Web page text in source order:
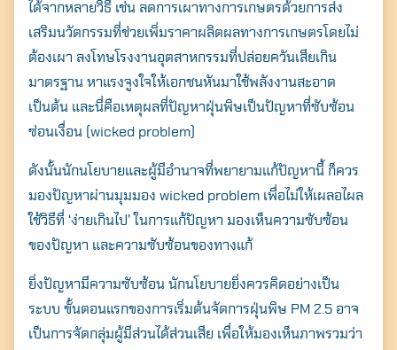
ได้จากหลายวิธี เช่น ลดการเผาทางการเกษตรด้วยการส่ง
เสริมนวัตกรรมที่ช่วยเพิ่มราคาผลิตผลทางการเกษตรโดยไม่
ต้องเผา ลงโทษโรงงานอุตสาหกรรมที่ปล่อยควันเสียเกิน
มาตรฐาน หาแรงจูงใจให้เอกชนหันมาใช้พลังงานสะอาด
เป็นต้น และนี่คือเหตุผลที่ปัญหาฝุ่นพิษเป็นปัญหาที่ซับซ้อน
ซ่อนเงื่อน (wicked problem)
ดังนั้นนักนโยบายและผู้มีอำนาจที่พยายามแก้ปัญหานี้ ก็ควร
มองปัญหาผ่านมุมมอง wicked problem เพื่อไม่ให้เผลอไผล
ใช้วิธีที่ ‘ง่ายเกินไป’ ในการแก้ปัญหา มองเห็นความซับซ้อน
ของปัญหา และความซับซ้อนของทางแก้
ยิ่งปัญหามีความซับซ้อน นักนโยบายยิ่งควรคิดอย่างเป็น
ระบบ ขั้นตอนแรกของการเริ่มต้นจัดการฝุ่นพิษ PM 2.5 อาจ
เป็นการจัดกลุ่มผู้มีส่วนได้ส่วนเสีย เพื่อให้มองเห็นภาพรวมว่า